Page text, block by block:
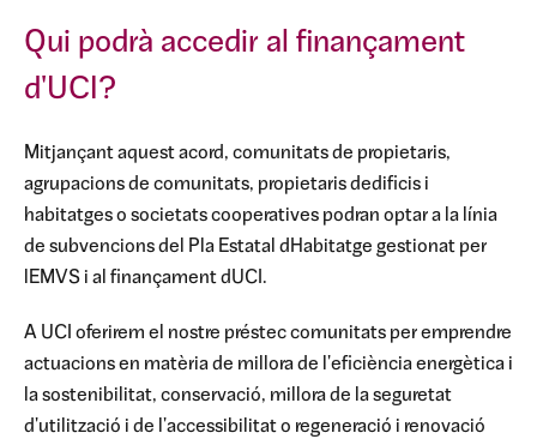
Qui podrà accedir al finançament
d'UCI?
Mitjançant aquest acord, comunitats de propietaris,
agrupacions de comunitats, propietaris dedificis i
habitatges o societats cooperatives podran optar a la línia
de subvencions del Pla Estatal dHabitatge gestionat per
lEMVS i al finançament dUCI.
A UCI oferirem el nostre préstec comunitats per emprendre
actuacions en matèria de millora de l'eficiència energètica i
la sostenibilitat, conservació, millora de la seguretat
d'utilització i de l'accessibilitat o regeneració i renovació